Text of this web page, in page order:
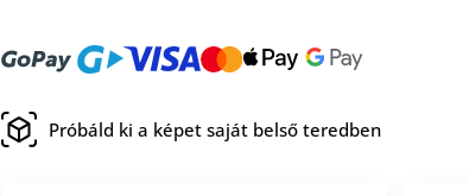
Próbáld ki a képet saját belső teredben